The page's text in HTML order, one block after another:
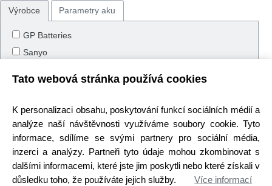
Tato webová stránka používá cookies
K personalizaci obsahu, poskytování funkcí sociálních médií a
analýze naší návštěvnosti využíváme soubory cookie. Tyto
informace, sdílíme se svými partnery pro sociální média,
inzerci a analýzy. Partneři tyto údaje mohou zkombinovat s
dalšími informacemi, které jste jim poskytli nebo které získali v
důsledku toho, že používáte jejich služby.
Více informací
Výrobce Parametry aku
GP Batteries
Sanyo